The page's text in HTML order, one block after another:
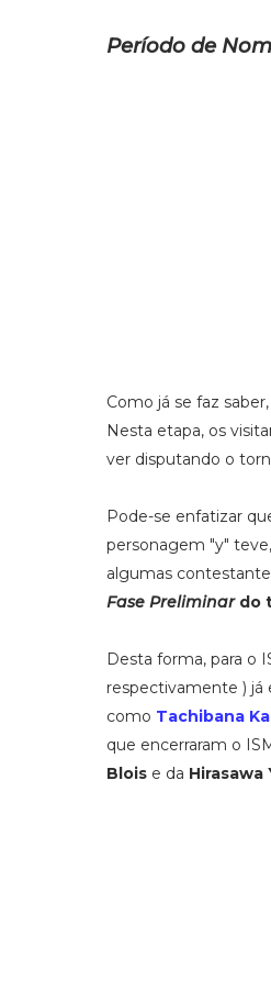
Período de
Como já se faz saber,
Nesta etapa, os
ver disputando o
Pode-se enfatizar
personagem "y"
algumas
Fase Preliminardo
Desta forma, para o
respectivamente ) já
como Tachibana
que encerraram o
Blois e da Hirasawa